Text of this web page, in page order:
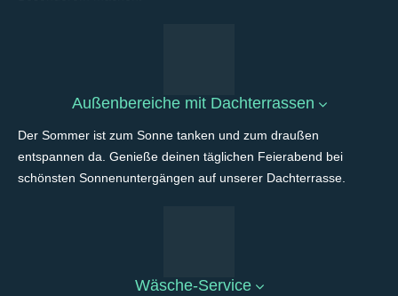
Außenbereiche mit Dachterrassen
Der Sommer ist zum Sonne tanken und zum draußen
entspannen da. Genieße deinen täglichen Feierabend bei
schönsten Sonnenuntergängen auf unserer Dachterrasse.
Wäsche-Service